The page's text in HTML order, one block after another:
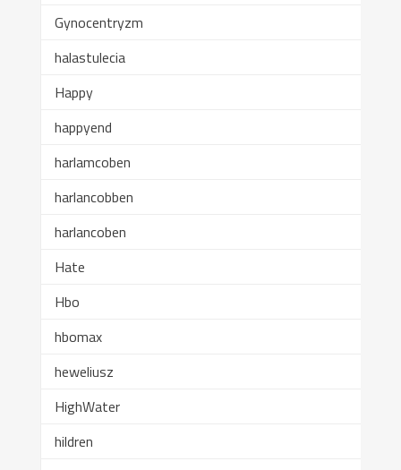
Gynocentryzm
halastulecia
Happy
happyend
harlamcoben
harlancobben
harlancoben
Hate
Hbo
hbomax
heweliusz
HighWater
hildren